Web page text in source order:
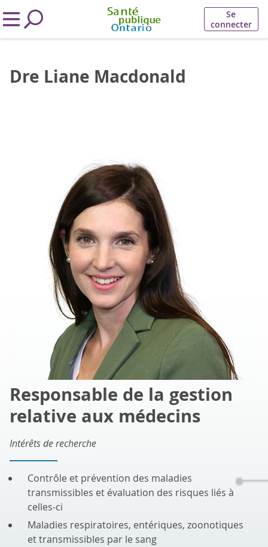
Se
connecter
Dre Liane Macdonald
Responsable de la gestion
relative aux médecins
Intérêts de recherche
Contrôle et prévention des maladies
transmissibles et évaluation des risques liés à
celles-ci
Maladies respiratoires, entériques, zoonotiques
et transmissibles par le sang